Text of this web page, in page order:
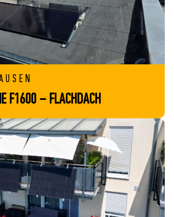
F1600 – FLACHDACH